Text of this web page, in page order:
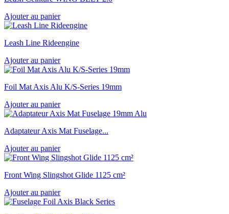
Ajouter au panier
Leash Line Rideengine
Ajouter au panier
Foil Mat Axis Alu K/S-Series 19mm
Ajouter au panier
Adaptateur Axis Mat Fuselage...
Ajouter au panier
Front Wing Slingshot Glide 1125 cm²
Ajouter au panier